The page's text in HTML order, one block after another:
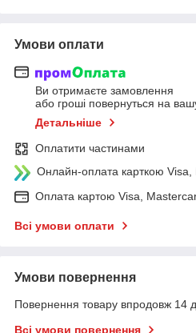
Умови оплати
Ви отримаєте замовлення
або гроші повернуться на
Детальніше
Оплатити частинами
Онлайн-оплата карткою
Оплата картою Visa,
Всі умови оплати
Умови повернення
Повернення товару впродовж 14
Всі умови повернення